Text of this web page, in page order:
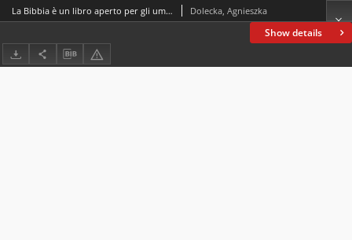
Show details
La Bibbia è un libro aperto per gli umanisti Dolecka, Agnieszka